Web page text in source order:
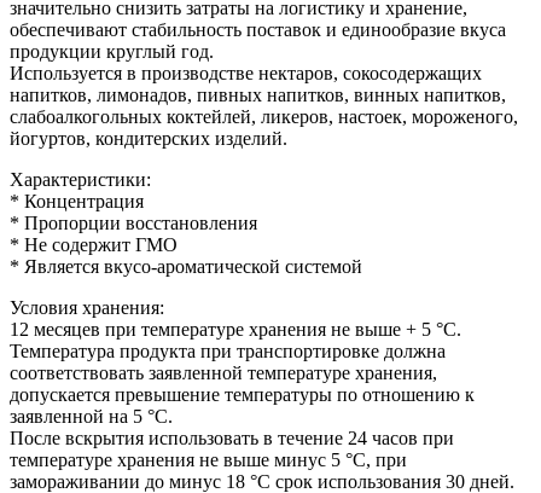
значительно снизить затраты на логистику и хранение,
обеспечивают стабильность поставок и единообразие вкуса
продукции круглый год.
Используется в производстве нектаров, сокосодержащих
напитков, лимонадов, пивных напитков, винных напитков,
слабоалкогольных коктейлей, ликеров, настоек, мороженого,
йогуртов, кондитерских изделий.
Характеристики:
* Концентрация
* Пропорции восстановления
* Не содержит ГМО
* Является вкусо-ароматической системой
Условия хранения:
12 месяцев при температуре хранения не выше + 5 °C.
Температура продукта при транспортировке должна
соответствовать заявленной температуре хранения,
допускается превышение температуры по отношению к
заявленной на 5 °C.
После вскрытия использовать в течение 24 часов при
температуре хранения не выше минус 5 °C, при
замораживании до минус 18 °C срок использования 30 дней.